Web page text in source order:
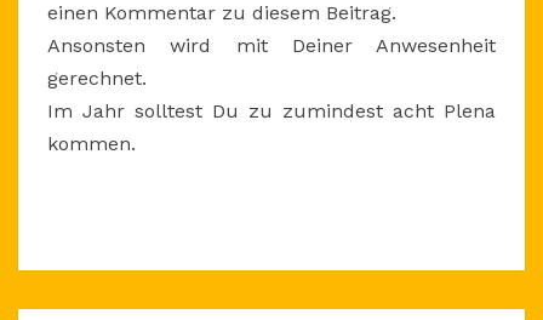
einen Kommentar zu diesem Beitrag.
Ansonsten wird mit Deiner Anwesenheit
gerechnet.
Im Jahr solltest Du zu zumindest acht Plena
kommen.